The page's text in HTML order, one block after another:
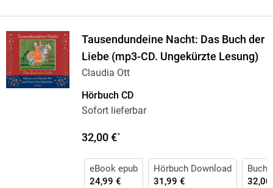
Tausendundeine Nacht: Das Buch der
Liebe (mp3-CD. Ungekürzte Lesung)
Claudia Ott
Hörbuch CD
Sofort lieferbar
32,00 €*
eBook epub
24,99 €
Hörbuch Download
31,99 €
Buch
32,00